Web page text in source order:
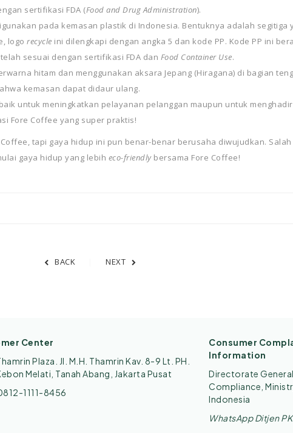
sertifikasi FDA (Food and Drug Administration).
pada kemasan plastik di Indonesia. Bentuknya adalah segitiga
logo recycle ini dilengkapi dengan angka 5 dan kode PP. Kode PP ini
sesuai dengan sertifikasi FDA dan Food Container Use.
hitam dan menggunakan aksara Jepang (Hiragana) di bagian
kemasan dapat didaur ulang.
untuk meningkatkan pelayanan pelanggan maupun untuk
Fore Coffee yang super praktis!
tapi gaya hidup ini pun benar-benar berusaha diwujudkan.
gaya hidup yang lebih eco-friendly bersama Fore Coffee!
BACK NEXT
Center
Plaza. Jl. M.H. Thamrin Kav. 8-9 Lt. PH.
Melati, Tanah Abang, Jakarta Pusat
1111-8456
Consumer
Information
Directorate
Compliance,
Indonesia
WhatsApp Ditjen